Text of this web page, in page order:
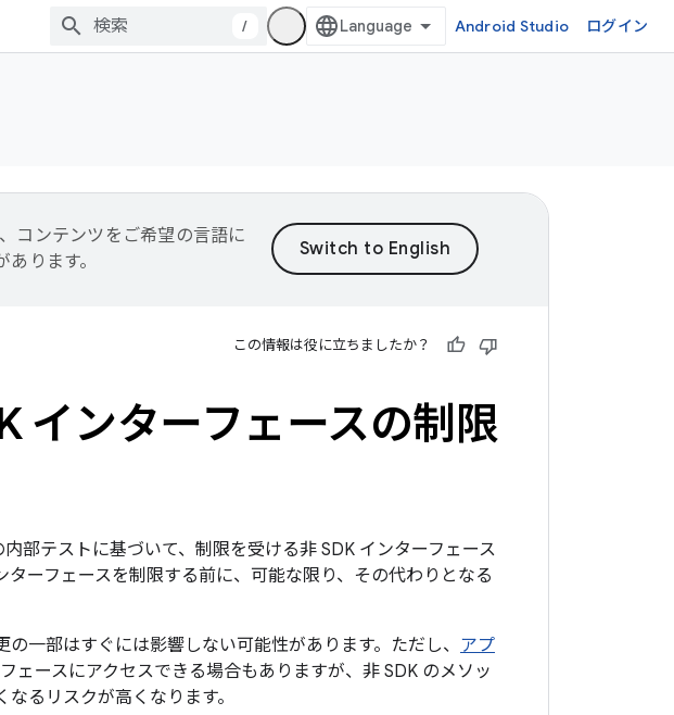
/ Android Studio ログイン
コンテンツをご希望の言語に
ります。
この情報は役に立ちましたか？
インターフェースの制限
部テストに基づいて、制限を受ける非 SDK インターフェース
ーフェースを制限する前に、可能な限り、その代わりとなる
一部はすぐには影響しない可能性があります。ただし、 アプ
ェースにアクセスできる場合もありますが、非 SDK のメソッ
るリスクが高くなります。